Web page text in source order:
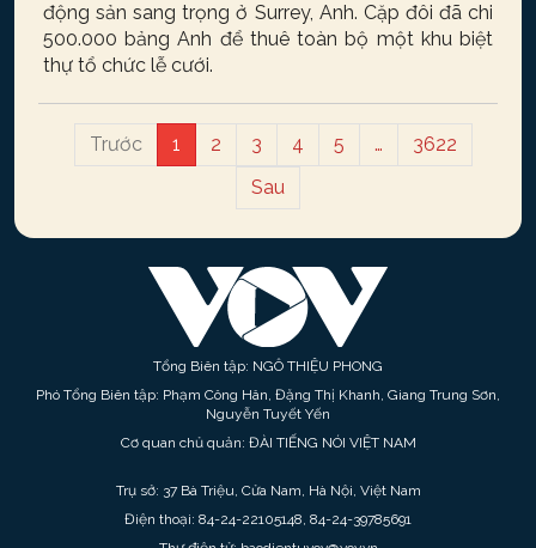
động sản sang trọng ở Surrey, Anh. Cặp đôi đã chi
500.000 bảng Anh để thuê toàn bộ một khu biệt
thự tổ chức lễ cưới.
Trước 1 2 3 4 5 …
3622
Sau
Tổng Biên tập: NGÔ THIỆU PHONG
Phó Tổng Biên tập: Phạm Công Hân, Đặng Thị Khanh, Giang Trung Sơn,
Nguyễn Tuyết Yến
Cơ quan chủ quản: ĐÀI TIẾNG NÓI VIỆT NAM
Trụ sở: 37 Bà Triệu, Cửa Nam, Hà Nội, Việt Nam
Điện thoại: 84-24-22105148, 84-24-39785691